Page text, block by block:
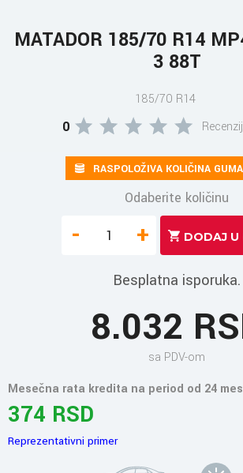
MATADOR 185/70 R14
3 88T
185/70 R14
0
RASPOLOŽIVA KOLIČINA GUMA
Odaberite količinu
- +
Besplatna isporuka.
8.032
sa PDV-om
Mesečna rata kredita na period od 24
374 RSD
Reprezentativni primer